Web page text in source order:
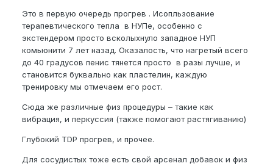
Это в первую очередь прогрев . Исопльзование
терапевтического тепла в НУПе, особенно с
экстендером просто всколыхнуло западное НУП
комьюнити 7 лет назад. Оказалость, что нагретый всего
до 40 градусов пенис тянется просто в разы лучше, и
становится буквально как пластелин, каждую
тренировку мы отмечаем его рост.
Сюда же различные физ процедуры – такие как
вибрация, и перкуссия (также помогают растягиванию)
Глубокий TDP прогрев, и прочее.
Для сосудистых тоже есть свой арсенал добавок и физ